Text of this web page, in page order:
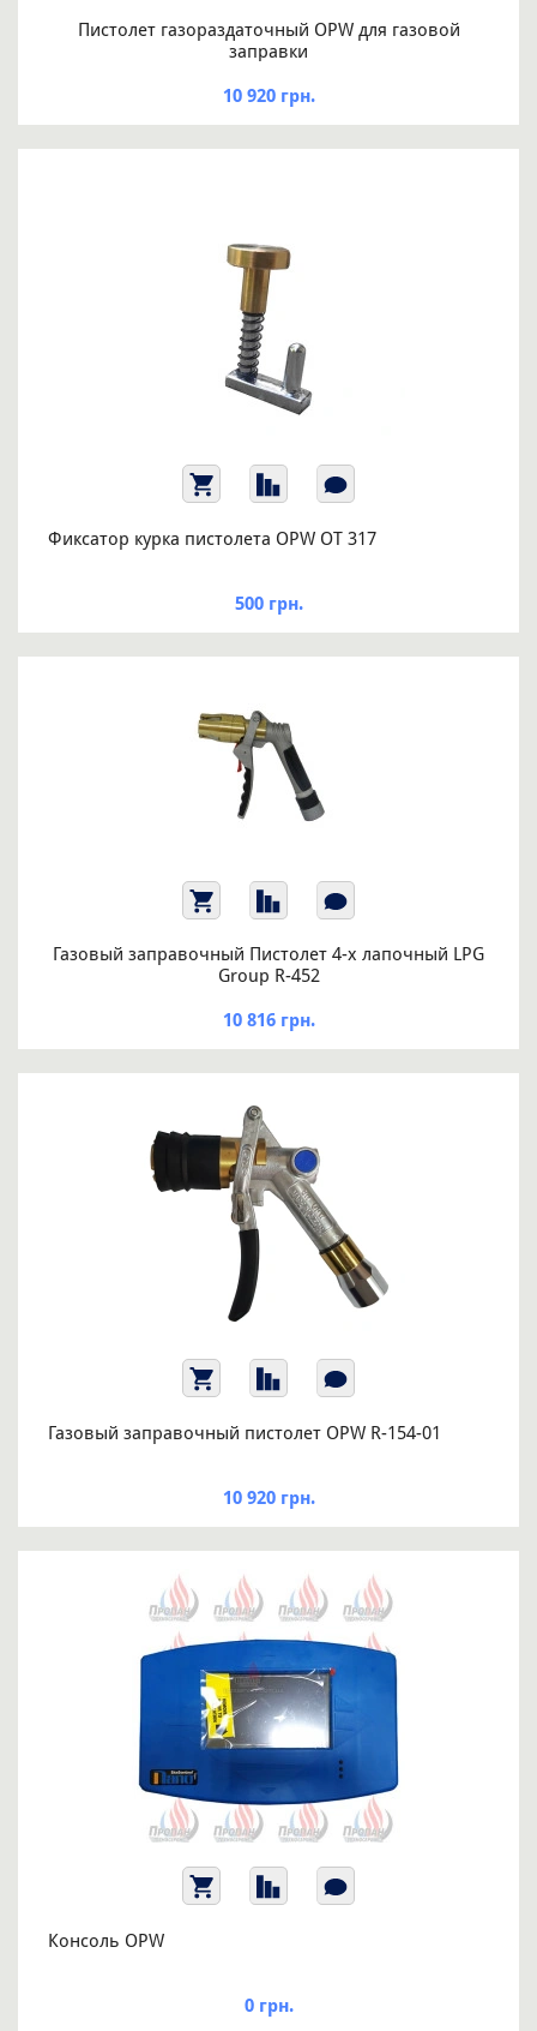
Пистолет газораздаточный OPW для газовой
заправки
10 920 грн.
Фиксатор курка пистолета OPW OT 317
500 грн.
Газовый заправочный Пистолет 4-х лапочный LPG
Group R-452
10 816 грн.
Газовый заправочный пистолет OPW R-154-01
10 920 грн.
Консоль OPW
0 грн.